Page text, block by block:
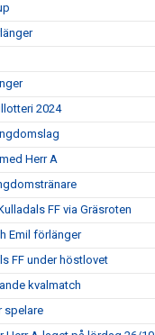
2024
Herr A
FF via Gräsroten
Emil förlänger
FF under höstlovet
kvalmatch
spelare